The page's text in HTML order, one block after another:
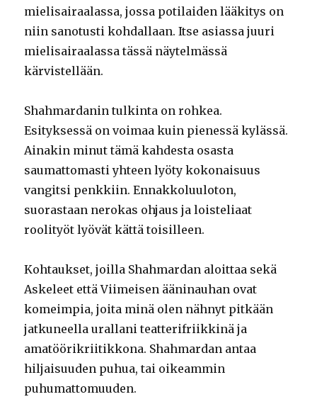
mielisairaalassa, jossa potilaiden lääkitys on
niin sanotusti kohdallaan. Itse asiassa juuri
mielisairaalassa tässä näytelmässä
kärvistellään.
Shahmardanin tulkinta on rohkea.
Esityksessä on voimaa kuin pienessä kylässä.
Ainakin minut tämä kahdesta osasta
saumattomasti yhteen lyöty kokonaisuus
vangitsi penkkiin. Ennakkoluuloton,
suorastaan nerokas ohjaus ja loisteliaat
roolityöt lyövät kättä toisilleen.
Kohtaukset, joilla Shahmardan aloittaa sekä
Askeleet että Viimeisen ääninauhan ovat
komeimpia, joita minä olen nähnyt pitkään
jatkuneella urallani teatterifriikkinä ja
amatöörikriitikkona. Shahmardan antaa
hiljaisuuden puhua, tai oikeammin
puhumattomuuden.